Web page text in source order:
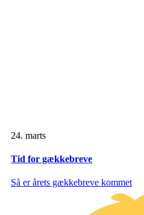
24. marts
Tid for gækkebreve
Så er årets gækkebreve kommet